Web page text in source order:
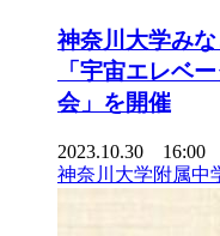
神奈川大学み
「宇宙エレベ
会」を開催
2023.10.30 16:00
神奈川大学附属中